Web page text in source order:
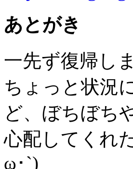
あとがき
一先ず復帰し
ちょっと状況
ど、ぼちぼち
心配してくれ
ω･`)